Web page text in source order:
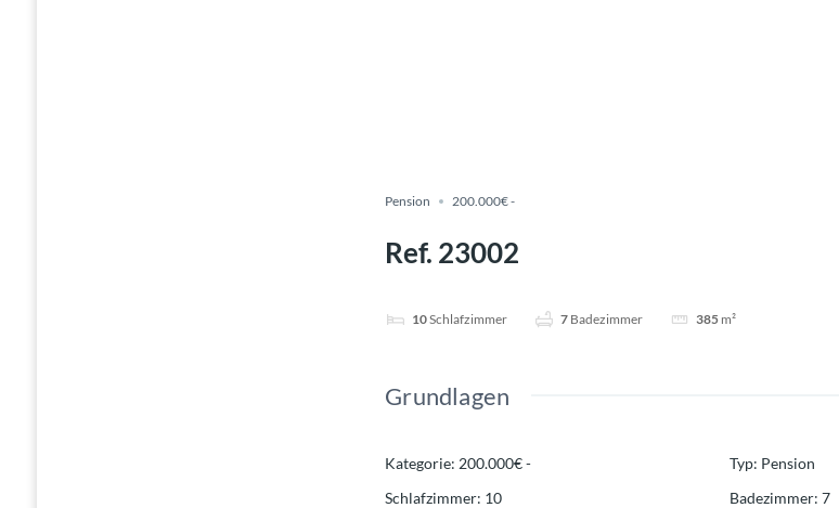
Pension 200.000€ -
Ref. 23002
10Schlafzimmer 7 Badezimmer 385 m²
Grundlagen
Kategorie: 200.000€ - Typ: Pension
Schlafzimmer: 10 Badezimmer: 7